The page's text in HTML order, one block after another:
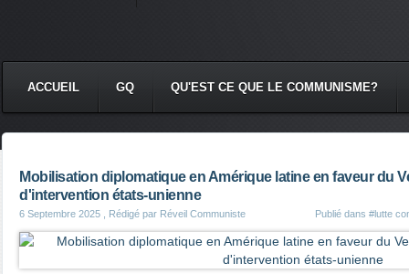
ACCUEIL GQ QU'EST CE QUE LE COMMUNISME?
Mobilisation diplomatique en Amérique latine en faveur du
d'intervention états-unienne
6 Septembre 2025 , Rédigé par Réveil Communiste Publié dans #lutte